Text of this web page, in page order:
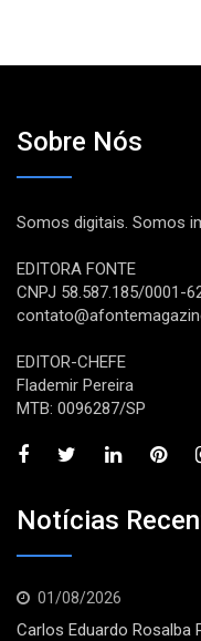
Sobre Nós
Somos digitais. Somos
EDITORA FONTE
CNPJ 58.587.185/0001-
EDITOR-CHEFE
Flademir Pereira
MTB: 0096287/SP
Notícias
01/08/2026
Carlos Eduardo Rosalba